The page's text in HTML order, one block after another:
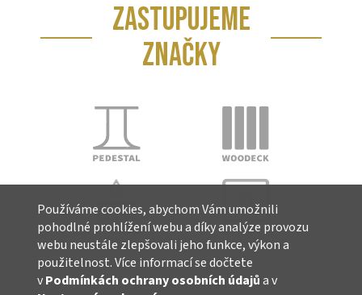
Používáme cookies, abychom Vám umožnili
pohodlné prohlížení webu a díky analýze provozu
webu neustále zlepšovali jeho funkce, výkon a
použitelnost. Více informací se dočtete
vPodmínkách ochrany osobních údajůa v
ZASTUPUJEME
ZNAČKY